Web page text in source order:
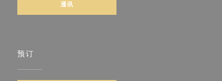
通讯
预订